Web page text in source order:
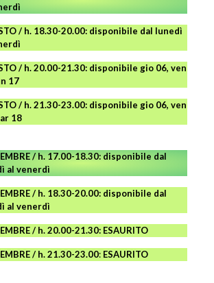
/ h. 18.30-20.00: disponibile dal lunedì
/ h. 20.00-21.30: disponibile gio 06, ven
17
/ h. 21.30-23.00: disponibile gio 06, ven
18
/ h. 17.00-18.30: disponibile dal
al venerdì
/ h. 18.30-20.00: disponibile dal
al venerdì
/ h. 20.00-21.30: ESAURITO
/ h. 21.30-23.00: ESAURITO